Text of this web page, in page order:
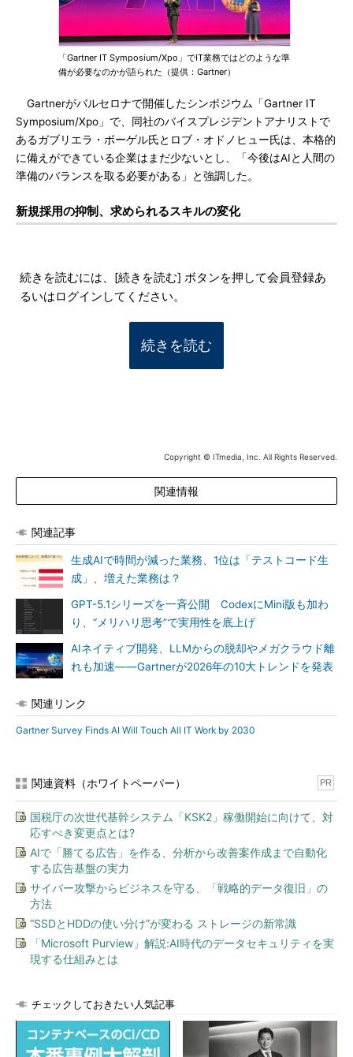
「Gartner IT Symposium/Xpo」でIT業務ではどのような準
備が必要なのかが語られた（提供：Gartner）
Gartnerがバルセロナで開催したシンポジウム「Gartner IT
Symposium/Xpo」で、同社のバイスプレジデントアナリストで
あるガブリエラ・ボーゲル氏とロブ・オドノヒュー氏は、本格的
に備えができている企業はまだ少ないとし、「今後はAIと人間の
準備のバランスを取る必要がある」と強調した。
新規採用の抑制、求められるスキルの変化
続きを読むには、[続きを読む] ボタンを押して会員登録あ
るいはログインしてください。
続きを読む
Copyright © ITmedia, Inc. All Rights Reserved.
関連情報
関連記事
生成AIで時間が減った業務、1位は「テストコード生
成」、増えた業務は？
GPT-5.1シリーズを一斉公開 CodexにMini版も加わ
り、“メリハリ思考”で実用性を底上げ
AIネイティブ開発、LLMからの脱却やメガクラウド離
れも加速――Gartnerが2026年の10大トレンドを発表
関連リンク
Gartner Survey Finds AI Will Touch All IT Work by 2030
関連資料（ホワイトペーパー） PR
国税庁の次世代基幹システム「KSK2」稼働開始に向けて、対
応すべき変更点とは?
AIで「勝てる広告」を作る、分析から改善案作成まで自動化
する広告基盤の実力
サイバー攻撃からビジネスを守る、「戦略的データ復旧」の
方法
“SSDとHDDの使い分け”が変わる ストレージの新常識
「Microsoft Purview」解説:AI時代のデータセキュリティを実
現する仕組みとは
チェックしておきたい人気記事